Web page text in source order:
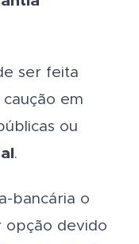
ser feita
em
ou
.
bancária o
opção devido